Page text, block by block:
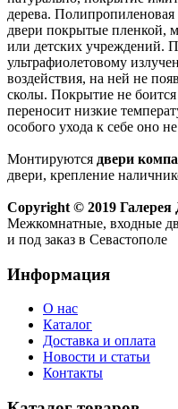
дерева. Полипропиленовая
двери покрытые пленкой,
или детских учреждений.
ультрафиолетовому
воздействия, на ней не
сколы. Покрытие не
переносит низкие
особого ухода к себе оно не
Монтируются двери
двери, крепление
Copyright © 2019 Галерея
Межкомнатные, входные
и под заказ в Севастополе
Информация
О нас
Каталог
Доставка и оплата
Новости и статьи
Контакты